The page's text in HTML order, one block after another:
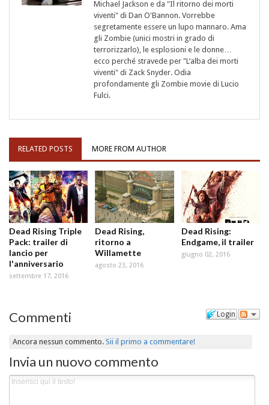
Michael Jackson e da "Il ritorno dei morti
viventi" di Dan O'Bannon. Vorrebbe
segretamente essere un lupo mannaro. Ama
gli Zombie (unici mostri in grado di
terrorizzarlo), le esplosioni e le donne…
ecco perché stravede per "L’alba dei morti
viventi" di Zack Snyder. Odia
profondamente gli Zombie movie di Lucio
Fulci.
RELATED POSTS MORE FROM AUTHOR
Dead Rising Triple
Pack: trailer di
lancio per
l'anniversario
settembre 17, 2016
Dead Rising,
ritorno a
Willamette
agosto 23, 2016
Dead Rising:
Endgame, il trailer
giugno 02, 2016
Login
Commenti
Ancora nessun commento.Sii il primo a commentare!
Invia un nuovo commento